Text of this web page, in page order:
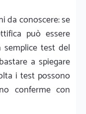
da conoscere: se
può essere
semplice test del
a spiegare
i test possono
conferme con